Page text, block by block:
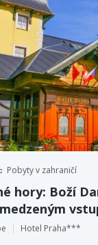
Pobyty v zahraničí
hory: Boží
+ polpenzia
Hotel Praha***